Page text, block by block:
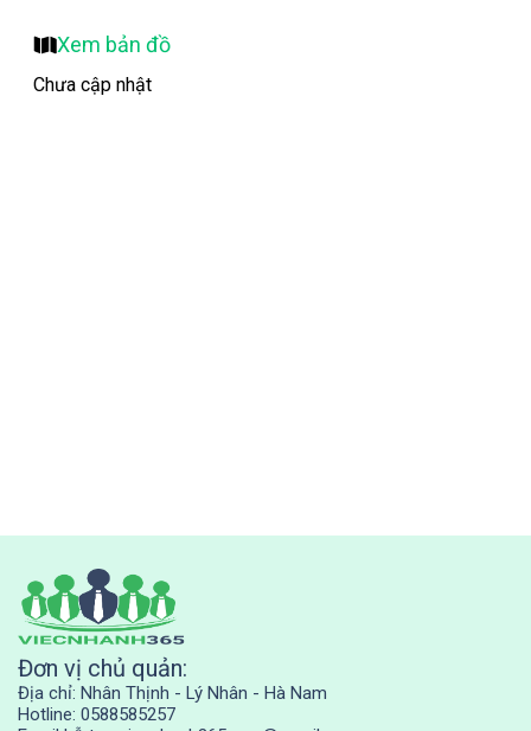
Xem bản đồ
Chưa cập nhật
Đơn vị chủ quản:
Địa chỉ: Nhân Thịnh - Lý Nhân - Hà Nam
Hotline: 0588585257